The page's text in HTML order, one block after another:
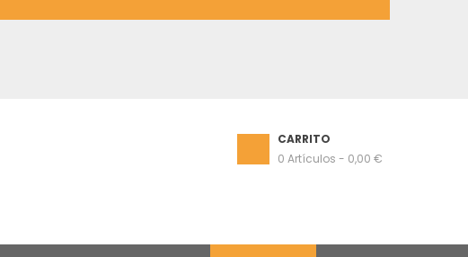
CARRITO
0 Artículos - 0,00 €